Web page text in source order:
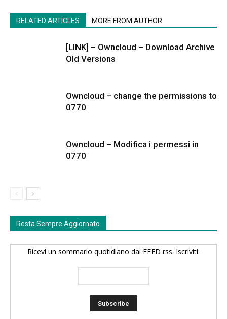
RELATED ARTICLES MORE FROM AUTHOR
[LINK] – Owncloud – Download Archive
Old Versions
Owncloud – change the permissions to
0770
Owncloud – Modifica i permessi in
0770
Resta Sempre Aggiornato
Ricevi un sommario quotidiano dai FEED rss. Iscriviti: